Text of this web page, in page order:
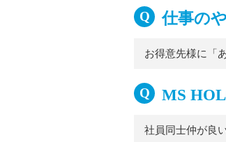
仕事の
お得意先様に「
MS
社員同士仲が良